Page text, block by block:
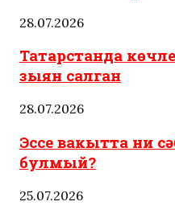
28.07.2026
Татарстанда
зыян салган
28.07.2026
Эссе вакытта ни
булмый?
25.07.2026